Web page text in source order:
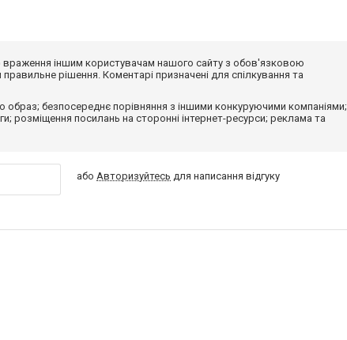
враження іншим користувачам нашого сайту з обов'язковою
рішення. Коментарі призначені для спілкування та
образ; безпосереднє порівняння з іншими конкуруючими компаніями;
розміщення посилань на сторонні інтернет-ресурси; реклама та
абоАвторизуйтесь для написання відгуку